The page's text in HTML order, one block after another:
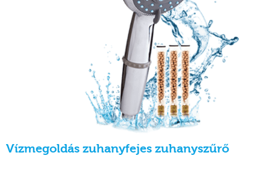
Vízmegoldás zuhanyfejes zuhanyszűrő